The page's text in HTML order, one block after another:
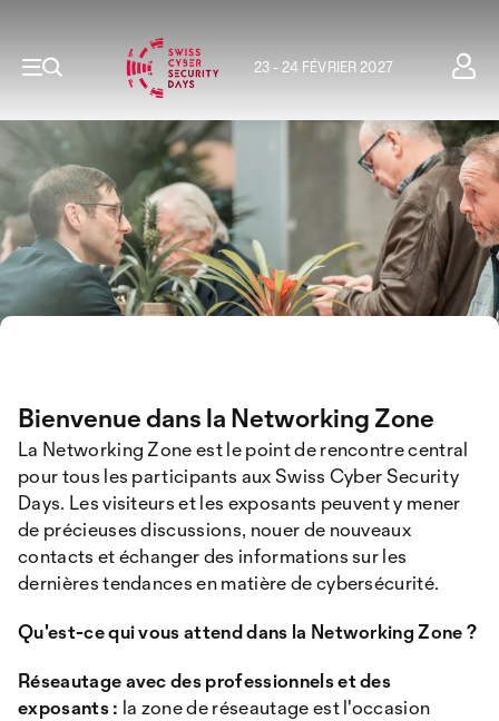
23 - 24 FÉVRIER 2027
Bienvenue dans la Networking Zone
La Networking Zone est le point de rencontre central
pour tous les participants aux Swiss Cyber Security
Days. Les visiteurs et les exposants peuvent y mener
de précieuses discussions, nouer de nouveaux
contacts et échanger des informations sur les
dernières tendances en matière de cybersécurité.
Qu'est-ce qui vous attend dans la Networking Zone ?
Réseautage avec des professionnels et des
exposants : la zone de réseautage est l'occasion